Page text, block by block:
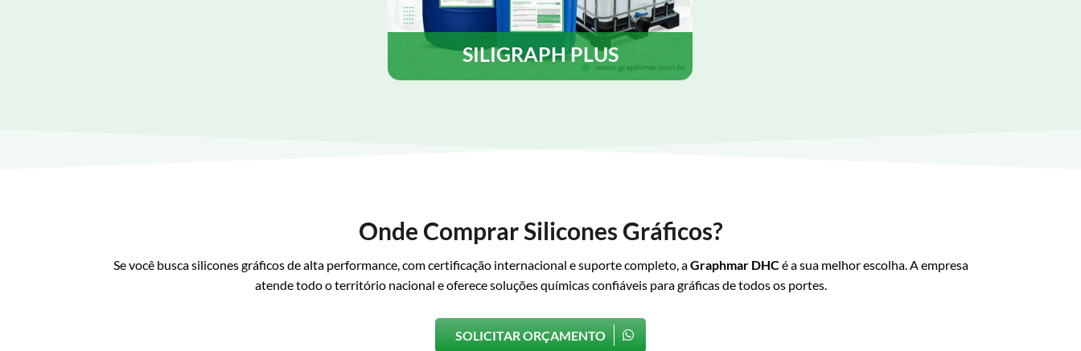
SILIGRAPH PLUS
tanto em rotativas Heat set como em cold-set.
Onde Comprar Silicones Gráficos?
Se você busca silicones gráficos de alta performance, com certificação internacional e suporte completo, aGraphmar DHCé a sua melhor escolha. A empresa
atende todo o território nacional e oferece soluções químicas confiáveis para gráficas de todos os portes.
SOLICITAR ORÇAMENTO